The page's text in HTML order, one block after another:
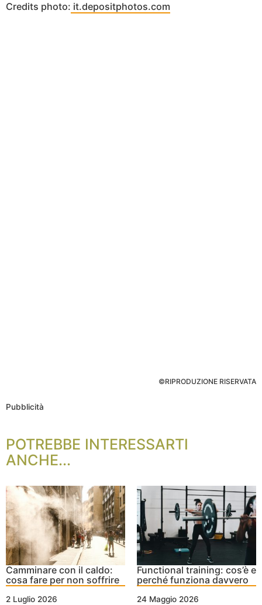
Credits photo: it.depositphotos.com
©RIPRODUZIONE RISERVATA
Pubblicità
POTREBBE INTERESSARTI
ANCHE...
Camminare con il caldo:
cosa fare per non soffrire
2 Luglio 2026
Functional training: cos’è e
perché funziona davvero
24 Maggio 2026